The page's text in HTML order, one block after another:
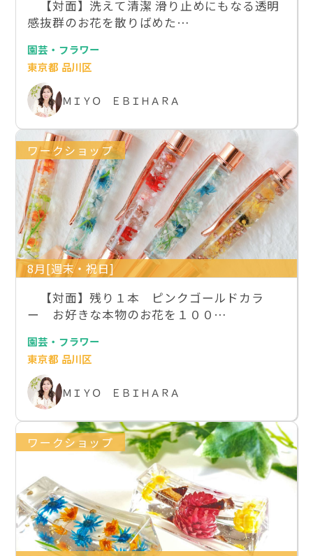
【対面】洗えて清潔 滑り止めにもなる透明
感抜群のお花を散りばめた…
園芸・フラワー
東京都 品川区
ＭＩＹＯ ＥＢＩＨＡＲＡ
ワークショップ
8月[週末・祝日]
【対面】残り１本 ピンクゴールドカラ
ー お好きな本物のお花を１００…
園芸・フラワー
東京都 品川区
ＭＩＹＯ ＥＢＩＨＡＲＡ
ワークショップ